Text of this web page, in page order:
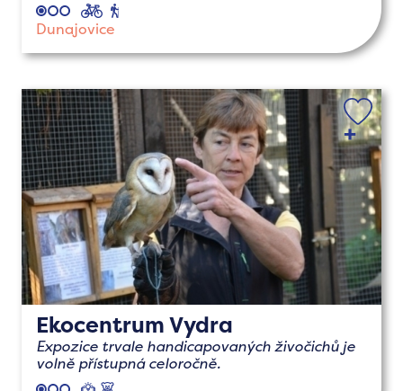
cyklo
Dunajovice
Ekocentrum Vydra
Expozice trvale handicapovaných živočichů je
volně přístupná celoročně.